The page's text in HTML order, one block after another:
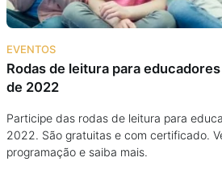
EVENTOS
Rodas de leitura para
de 2022
Participe das rodas de leitura para
2022. São gratuitas e com certificado.
programação e saiba mais.